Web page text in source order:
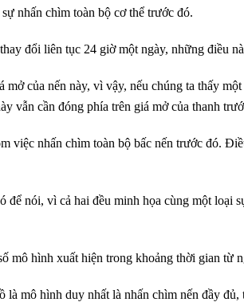
nhấn chìm toàn bộ cơ thể trước đó.
đổi liên tục 24 giờ một ngày, những điều
của nến này, vì vậy, nếu chúng ta thấy
vẫn cần đóng phía trên giá mở của thanh
việc nhấn chìm toàn bộ bấc nến trước đó.
nói, vì cả hai đều minh họa cùng một loại
mô hình xuất hiện trong khoảng thời gian từ
mô hình duy nhất là nhấn chìm nến đầy